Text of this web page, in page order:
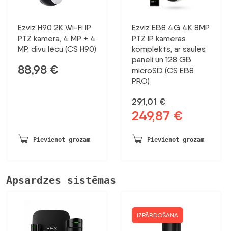
Ezviz H90 2K Wi-Fi IP
PTZ kamera, 4 MP + 4
MP, divu lēcu (CS H90)
88,98 €
Pievienot grozam
Ezviz EB8 4G 4K 8MP
PTZ IP kameras
komplekts, ar saules
paneli un 128 GB
microSD (CS EB8
PRO)
291,01€
Sākotnējā
bija:
249,87 €
ir:
Pievienot grozam
Apsardzes sistēmas
IZPĀRDOŠANA